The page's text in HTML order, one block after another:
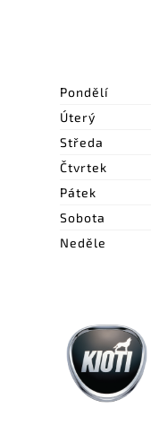
Pondělí
Úterý
Středa
Čtvrtek
Pátek
Sobota
Neděle